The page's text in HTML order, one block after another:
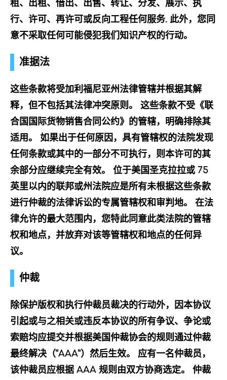
租、出租、借出、出售、转让、分发、展示、执
行、许可、再许可或反向工程任何服务. 此外，您同
意不采取任何可能侵犯我们知识产权的行动。
准据法
这些条款将受加利福尼亚州法律管辖并根据其解
释，但不包括其法律冲突原则。 这些条款不受《联
合国国际货物销售合同公约》的管辖，明确排除其
适用。 如果出于任何原因，具有管辖权的法院发现
任何条款或其中的一部分不可执行，则本许可的其
余部分应继续完全有效。 位于美国圣克拉拉或 75
英里以内的联邦或州法院应是所有未根据这些条款
进行仲裁的法律诉讼的专属管辖权和审判地。 在法
律允许的最大范围内，您特此同意此类法院的管辖
权和地点，并放弃对该等管辖权和地点的任何异
议。
仲裁
除保护版权和执行仲裁员裁决的行动外，因本协议
引起或与之相关或违反本协议的所有争议、争论或
索赔均应提交并根据美国仲裁协会的规则通过仲裁
最终解决（“AAA”）然后生效。 应有一名仲裁员，
该仲裁员应根据 AAA 规则由双方协商选定。 仲裁